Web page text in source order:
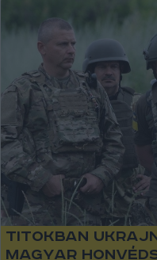
Titokban
Magyar